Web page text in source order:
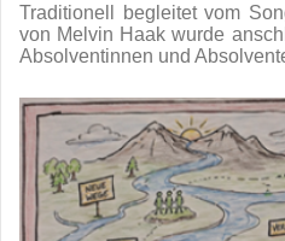
Traditionell begleitet vom
von Melvin Haak wurde
Absolventinnen und